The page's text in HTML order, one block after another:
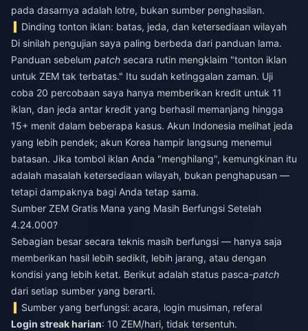
pada dasarnya adalah lotre, bukan sumber penghasilan.
Dinding tonton iklan: batas, jeda, dan ketersediaan wilayah
Di sinilah pengujian saya paling berbeda dari panduan lama.
Panduan sebelum patch secara rutin mengklaim "tonton iklan
untuk ZEM tak terbatas." Itu sudah ketinggalan zaman. Uji
coba 20 percobaan saya hanya memberikan kredit untuk 11
iklan, dan jeda antar kredit yang berhasil memanjang hingga
15+ menit dalam beberapa kasus. Akun Indonesia melihat jeda
yang lebih pendek; akun Korea hampir langsung menemui
batasan. Jika tombol iklan Anda "menghilang", kemungkinan itu
adalah masalah ketersediaan wilayah, bukan penghapusan —
tetapi dampaknya bagi Anda tetap sama.
Sumber ZEM Gratis Mana yang Masih Berfungsi Setelah
4.24.000?
Sebagian besar secara teknis masih berfungsi — hanya saja
memberikan hasil lebih sedikit, lebih jarang, atau dengan
kondisi yang lebih ketat. Berikut adalah status pasca-patch
dari setiap sumber yang berarti.
Sumber yang berfungsi: acara, login musiman, referal
Login streak harian: 10 ZEM/hari, tidak tersentuh.